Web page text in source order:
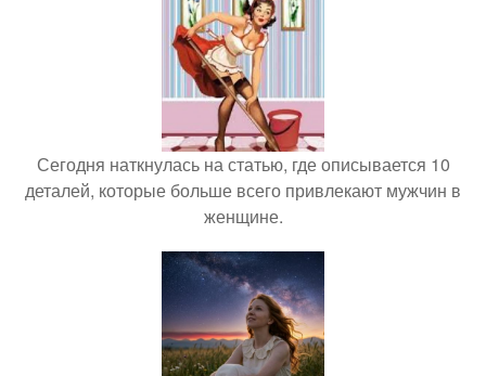
Сегодня наткнулась на статью, где описывается 10
деталей, которые больше всего привлекают мужчин в
женщине.